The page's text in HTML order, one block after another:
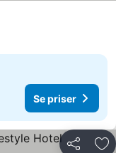
Se priser
Dela